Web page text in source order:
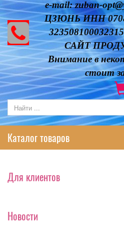
e-mail: zuban-
ЦЗЮНЬ ИНН
САЙТ
Внимание в
стоит
Каталог товаров
Для клиентов
Новости